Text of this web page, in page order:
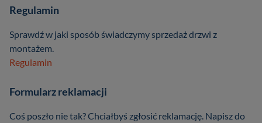
Regulamin
Sprawdź w jaki sposób świadczymy sprzedaż drzwi z
montażem.
Regulamin
Formularz reklamacji
Coś poszło nie tak? Chciałbyś zgłosić reklamację. Napisz do